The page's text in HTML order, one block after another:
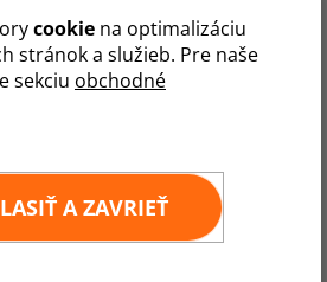
cookie na optimalizáciu
stránok a služieb. Pre naše
sekciu obchodné
A ZAVRIEŤ